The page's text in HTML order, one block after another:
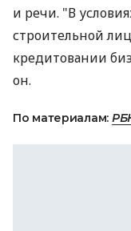
и речи. "В
строительной
кредитовании
он.
По материалам: